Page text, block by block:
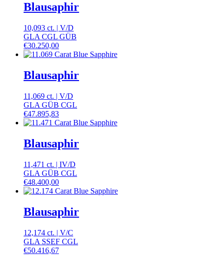
Blausaphir
10,093 ct. | V/D
GLA CGL GÜB
€30.250,00
Blausaphir
11,069 ct. | V/D
GLA GÜB CGL
€47.895,83
Blausaphir
11,471 ct. | IV/D
GLA GÜB CGL
€48.400,00
Blausaphir
12,174 ct. | V/C
GLA SSEF CGL
€50.416,67